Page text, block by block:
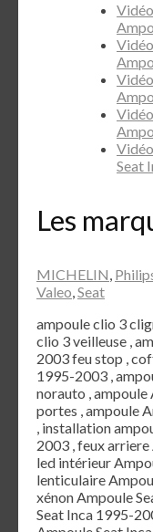
Seat
Les
MICHELIN,
Valeo,Seat
ampoule clio 3
clio 3 veilleuse ,
2003 feu stop ,
1995-2003 ,
norauto ,
portes , ampoule
, installation
2003 , feux
led intérieur
lenticulaire
xénon Ampoule
Seat Inca 1995-